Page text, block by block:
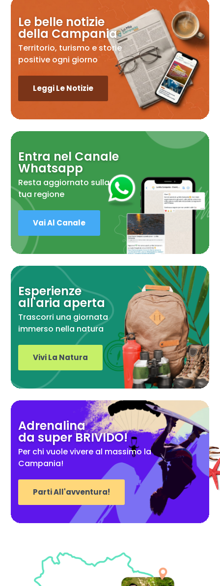
Le belle notizie
della Campania
Territorio, turismo e storie
positive ogni giorno
Leggi Le Notizie
Entra nel Canale
Whatsapp
Resta aggiornato sulla
tua regione
Vai Al Canale
Esperienze
all'aria aperta
Trascorri una giornata
immerso nella natura
Vivi La Natura
Adrenalina
da super BRIVIDO!
Per chi vuole vivere al massimo la
Campania!
Parti All'avventura!